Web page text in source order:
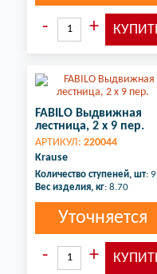
FABILO Выдвижная
лестница, 2 х 9 пер.
АРТИКУЛ: 220044
Krause
Количество ступеней, шт: 9
Вес изделия, кг: 8.70
Уточняется